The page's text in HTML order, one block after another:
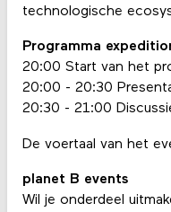
technologische
Programma
20:00 Start van het
20:00 - 20:30
20:30 - 21:00
De voertaal van het
planet B events
Wil je onderdeel